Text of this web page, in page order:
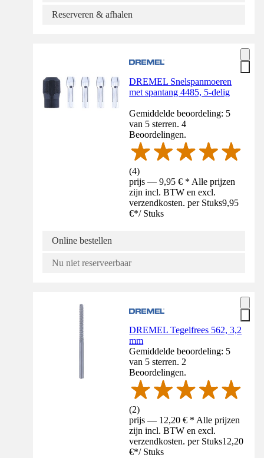
Reserveren & afhalen
DREMEL Snelspanmoeren
met spantang 4485, 5-delig
Gemiddelde beoordeling: 5
van 5 sterren. 4
Beoordelingen.
(4)
prijs — 9,95 € * Alle prijzen
zijn incl. BTW en excl.
verzendkosten. per Stuks9,95
€*/ Stuks
Online bestellen
Nu niet reserveerbaar
DREMEL Tegelfrees 562, 3,2
mm
Gemiddelde beoordeling: 5
van 5 sterren. 2
Beoordelingen.
(2)
prijs — 12,20 € * Alle prijzen
zijn incl. BTW en excl.
verzendkosten. per Stuks12,20
€*/ Stuks